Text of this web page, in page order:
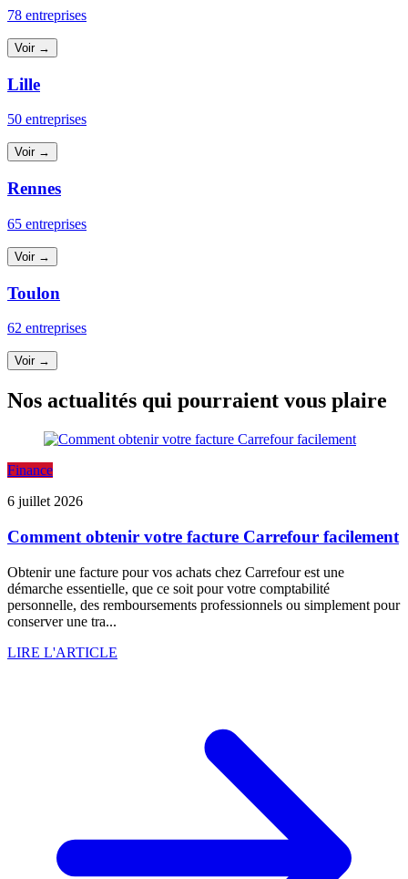
78 entreprises
Voir →
Lille
50 entreprises
Voir →
Rennes
65 entreprises
Voir →
Toulon
62 entreprises
Voir →
Nos actualités qui pourraient vous plaire
Finance
6 juillet 2026
Comment obtenir votre facture Carrefour facilement
Obtenir une facture pour vos achats chez Carrefour est une
démarche essentielle, que ce soit pour votre comptabilité
personnelle, des remboursements professionnels ou simplement pour
conserver une tra...
LIRE L'ARTICLE